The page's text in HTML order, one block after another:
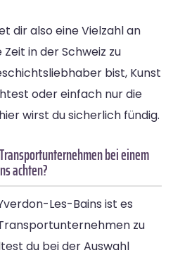
dir also eine Vielzahl an
in der Schweiz zu
bist, Kunst
oder einfach nur die
wirst du sicherlich fündig.
bei einem
achten?
Les-Bains ist es
zu
du bei der Auswahl